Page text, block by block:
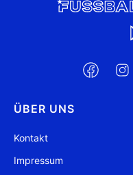
ÜBER UNS
Kontakt
Impressum